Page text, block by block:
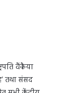
वैंकैया
तथा संसद